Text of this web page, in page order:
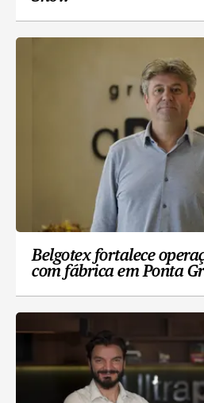
Belgotex fortalece
com fábrica em Ponta